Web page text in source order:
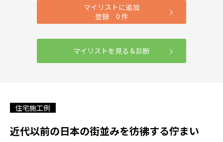
マイリストに追加
登録 0 件
マイリストを見る＆診断
住宅施工例
近代以前の日本の街並みを彷彿する佇まい